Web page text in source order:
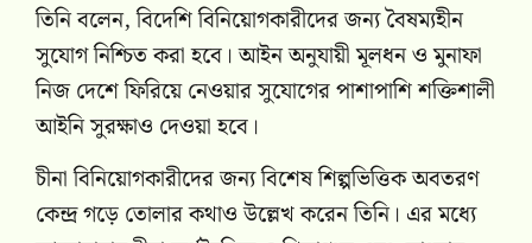
তিনি বলেন, বিদেশি বিনিয়োগকারীদের জন্য বৈষম্যহীন
সুযোগ নিশ্চিত করা হবে। আইন অনুযায়ী মূলধন ও মুনাফা
নিজ দেশে ফিরিয়ে নেওয়ার সুযোগের পাশাপাশি শক্তিশালী
আইনি সুরক্ষাও দেওয়া হবে।
চীনা বিনিয়োগকারীদের জন্য বিশেষ শিল্পভিত্তিক অবতরণ
কেন্দ্র গড়ে তোলার কথাও উল্লেখ করেন তিনি। এর মধ্যে